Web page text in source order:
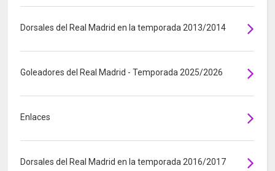
Dorsales del Real Madrid en la temporada 2013/2014
Goleadores del Real Madrid - Temporada 2025/2026
Enlaces
Dorsales del Real Madrid en la temporada 2016/2017